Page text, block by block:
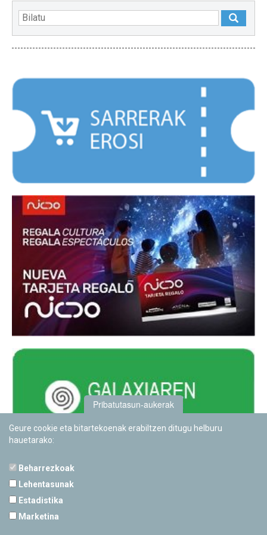
Pribatutasun-aukerak
Geure cookie eta bitartekoenak erabiltzen ditugu helburu
hauetarako:
Beharrezkoak
Lehentasunak
Estadistika
Marketina